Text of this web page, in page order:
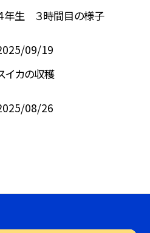
年生 ３時間目の様子
09/19
イカの収穫
08/26